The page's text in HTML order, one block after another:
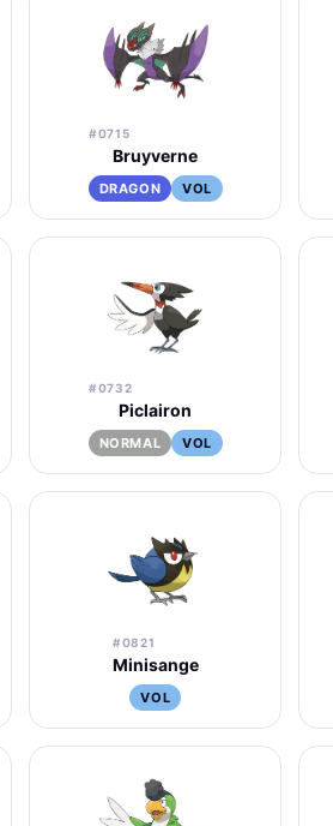
#0715
Bruyverne
DRAGON VOL
#0732
Piclairon
NORMAL VOL
#0821
Minisange
VOL